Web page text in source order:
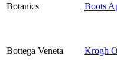
Botanics Boots
Bottega Veneta Krogh